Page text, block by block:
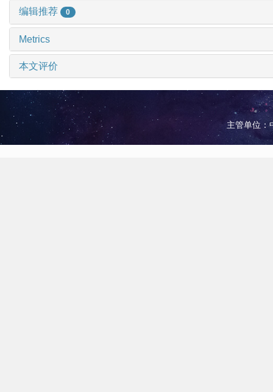
编辑推荐 0
Metrics
本文评价
主管单位：